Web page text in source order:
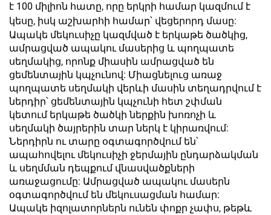
է 100 միլիոն հատը, որը երկրի համար կազմում է
կեսը, իսկ աշխարհի համար՝ վեցերորդ մասը:
Ապակե մեկուսիչը կազմված է երկաթե ծածկից,
ամրացված ապակու մասերից և պողպատե
սեղմակից, որոնք միասին ամրացված են
ցեմենտային կպչունով: Միացնելուց առաջ
պողպատե սեղմակի վերևի մասին տեղադրվում է
ներդիր՝ ցեմենտային կպչունի հետ շփման
կետում երկաթե ծածկի ներքին խոռոչի և
սեղմակի ծայրերին տար ներկ է կիրառվում:
Ներդիրն ու տարը օգտագործվում են՝
ապահովելու մեկուսիչի ջերմային ընդարձակման
և սեղմման դեպքում վնասվածքների
առաջացումը: Ամրացված ապակու մասերն
օգտագործվում են մեկուսացման համար:
Ապակե իզոլատորներն ունեն փոքր չափս, թեթև